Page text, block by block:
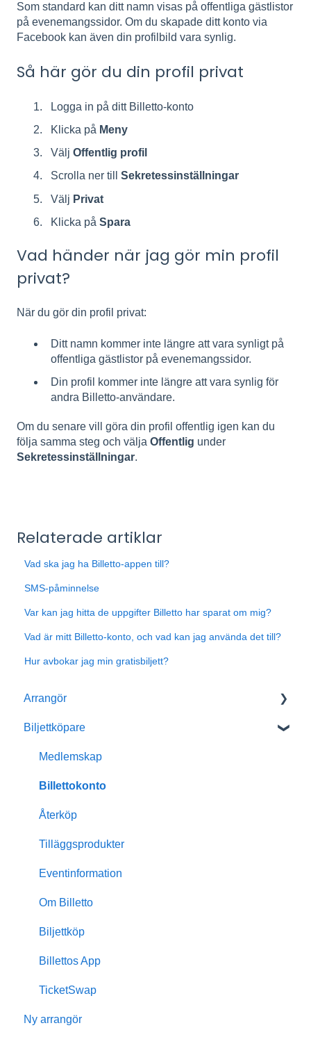
Som standard kan ditt namn visas på offentliga gästlistor
på evenemangssidor. Om du skapade ditt konto via
Facebook kan även din profilbild vara synlig.
Så här gör du din profil privat
Logga in på ditt Billetto-konto
Klicka på Meny
Välj Offentlig profil
Scrolla ner till Sekretessinställningar
Välj Privat
Klicka på Spara
Vad händer när jag gör min profil
privat?
När du gör din profil privat:
Ditt namn kommer inte längre att vara synligt på
offentliga gästlistor på evenemangssidor.
Din profil kommer inte längre att vara synlig för
andra Billetto-användare.
Om du senare vill göra din profil offentlig igen kan du
följa samma steg och välja Offentlig under
Sekretessinställningar.
Relaterade artiklar
Vad ska jag ha Billetto-appen till?
SMS-påminnelse
Var kan jag hitta de uppgifter Billetto har sparat om mig?
Vad är mitt Billetto-konto, och vad kan jag använda det till?
Hur avbokar jag min gratisbiljett?
Arrangör
Kom igång med Billetto
Mitt Billetto
Skapa event
Anpassningar & design
Medlemskap
Insikter & rapporter
Skanning & dörrförsäljning
Finansiellt
Billetto Advertising
Marknadsföring
Återkommande events
Biljettköpare
Medlemskap
Billettokonto
Återköp
Tilläggsprodukter
Eventinformation
Om Billetto
Biljettköp
Billettos App
TicketSwap
Ny arrangör